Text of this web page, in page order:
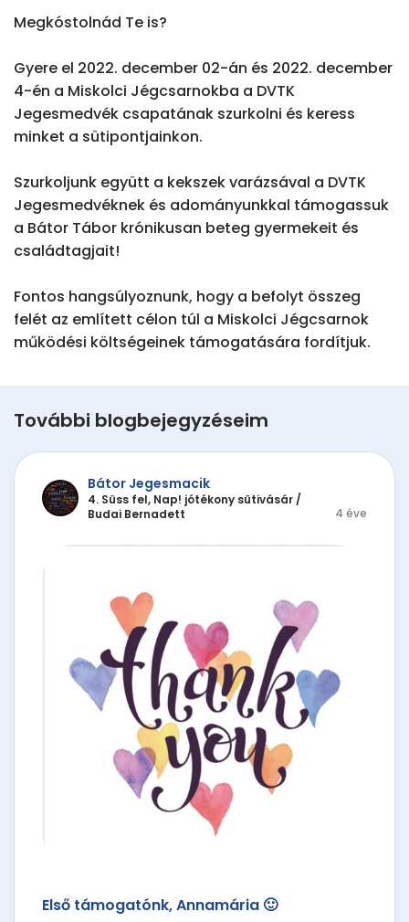
Megkóstolnád Te is?
Gyere el 2022. december 02-án és 2022. december
4-én a Miskolci Jégcsarnokba a DVTK
Jegesmedvék csapatának szurkolni és keress
minket a sütipontjainkon.
Szurkoljunk együtt a kekszek varázsával a DVTK
Jegesmedvéknek és adományunkkal támogassuk
a Bátor Tábor krónikusan beteg gyermekeit és
családtagjait!
Fontos hangsúlyoznunk, hogy a befolyt összeg
felét az említett célon túl a Miskolci Jégcsarnok
működési költségeinek támogatására fordítjuk.
További blogbejegyzéseim
Bátor Jegesmacik
4. Süss fel, Nap! jótékony sütivásár /
Budai Bernadett
4 éve
Első támogatónk, Annamária 🙂